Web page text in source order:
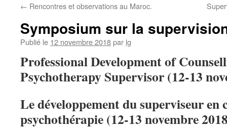
← Rencontres et observations au Maroc.
Symposium sur la
Publié le 12 novembre 2018par lg
Professional Development of
Psychotherapy Supervisor (12-13
Le développementdu superviseur en
psychothérapie(12-13 novembre